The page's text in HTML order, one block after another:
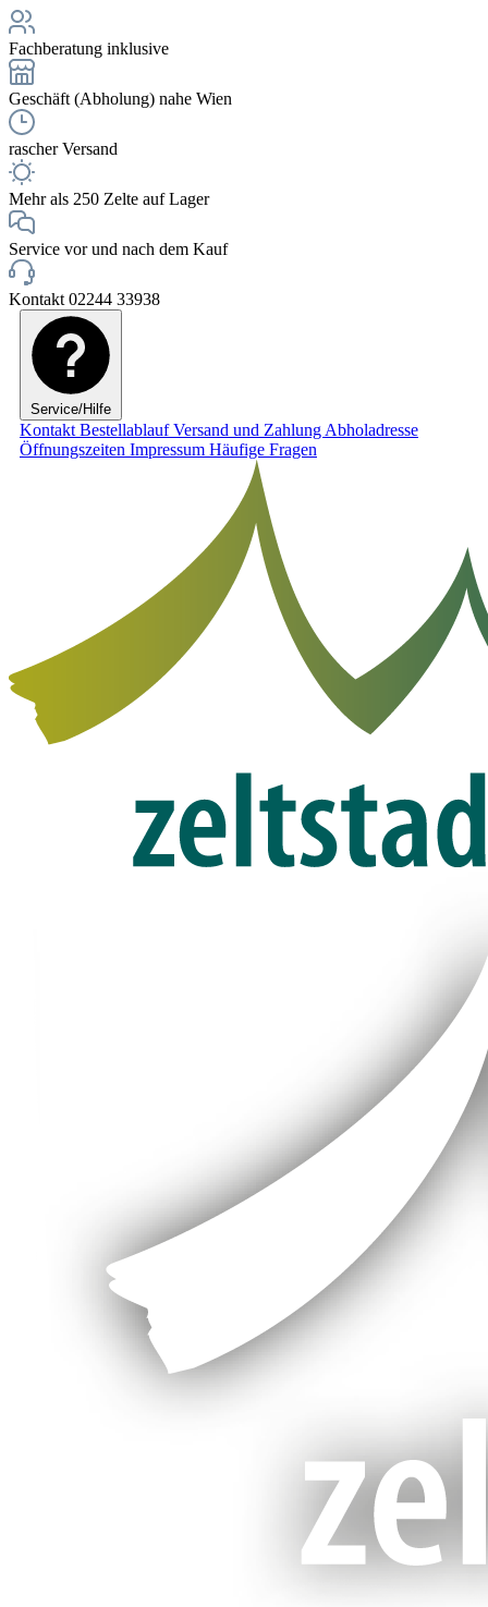
Fachberatung inklusive
Geschäft (Abholung) nahe Wien
rascher Versand
Mehr als 250 Zelte auf Lager
Service vor und nach dem Kauf
Kontakt 02244 33938
Service/Hilfe
Kontakt BestellablaufVersand und Zahlung Abholadresse
Öffnungszeiten Impressum Häufige Fragen